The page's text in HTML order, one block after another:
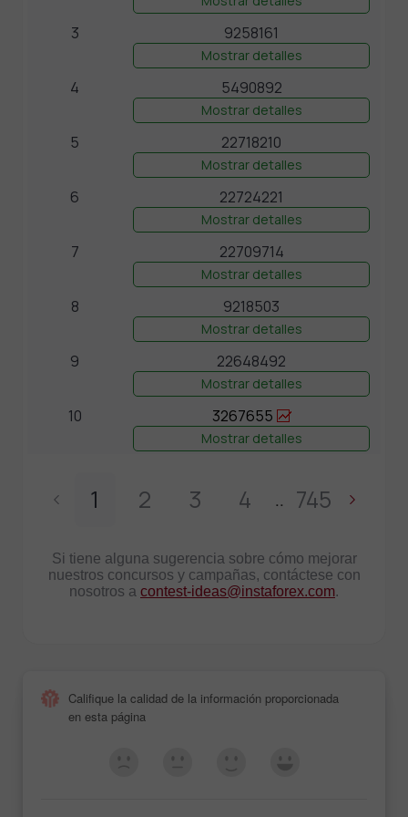
3 9258161
Mostrar detalles
4 5490892
Mostrar detalles
5 22718210
Mostrar detalles
6 22724221
Mostrar detalles
7 22709714
Mostrar detalles
8 9218503
Mostrar detalles
9 22648492
Mostrar detalles
10 3267655
Mostrar detalles
1 2 3 4 .. 745
Si tiene alguna sugerencia sobre cómo mejorar
nuestros concursos y campañas, contáctese con
nosotros a contest-ideas@instaforex.com.
Califique la calidad de la información proporcionada
en esta página